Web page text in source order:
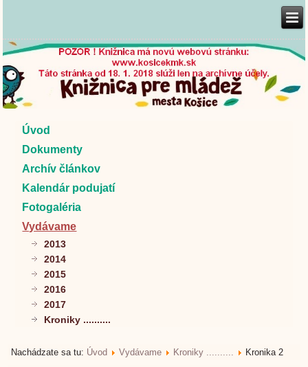
Úvod
Dokumenty
Archív článkov
Kalendár podujatí
Fotogaléria
Vydávame
2013
2014
2015
2016
2017
Kroniky ..........
Nachádzate sa tu: Úvod Vydávame Kroniky ..........
Kronika 2